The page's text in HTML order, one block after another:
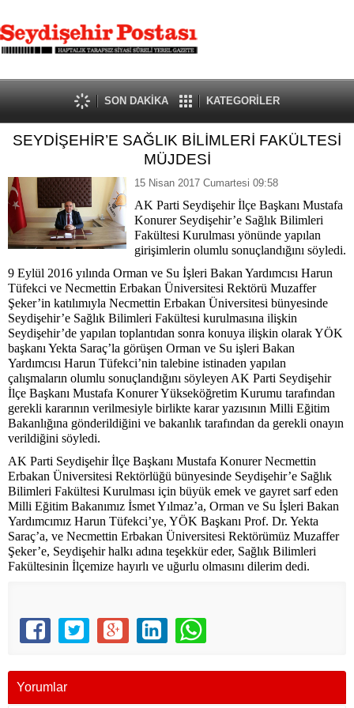
SON DAKİKA KATEGORİLER
SEYDİŞEHİR’E SAĞLIK BİLİMLERİ FAKÜLTESİ
MÜJDESİ
15 Nisan 2017 Cumartesi 09:58
AK Parti Seydişehir İlçe Başkanı Mustafa
Konurer Seydişehir’e Sağlık Bilimleri
Fakültesi Kurulması yönünde yapılan
girişimlerin olumlu sonuçlandığını söyledi.
9 Eylül 2016 yılında Orman ve Su İşleri Bakan Yardımcısı Harun
Tüfekci ve Necmettin Erbakan Üniversitesi Rektörü Muzaffer
Şeker’in katılımıyla Necmettin Erbakan Üniversitesi bünyesinde
Seydişehir’e Sağlık Bilimleri Fakültesi kurulmasına ilişkin
Seydişehir’de yapılan toplantıdan sonra konuya ilişkin olarak YÖK
başkanı Yekta Saraç’la görüşen Orman ve Su işleri Bakan
Yardımcısı Harun Tüfekci’nin talebine istinaden yapılan
çalışmaların olumlu sonuçlandığını söyleyen AK Parti Seydişehir
İlçe Başkanı Mustafa Konurer Yükseköğretim Kurumu tarafından
gerekli kararının verilmesiyle birlikte karar yazısının Milli Eğitim
Bakanlığına gönderildiğini ve bakanlık tarafından da gerekli onayın
verildiğini söyledi.
AK Parti Seydişehir İlçe Başkanı Mustafa Konurer Necmettin
Erbakan Üniversitesi Rektörlüğü bünyesinde Seydişehir’e Sağlık
Bilimleri Fakültesi Kurulması için büyük emek ve gayret sarf eden
Milli Eğitim Bakanımız İsmet Yılmaz’a, Orman ve Su İşleri Bakan
Yardımcımız Harun Tüfekci’ye, YÖK Başkanı Prof. Dr. Yekta
Saraç’a, ve Necmettin Erbakan Üniversitesi Rektörümüz Muzaffer
Şeker’e, Seydişehir halkı adına teşekkür eder, Sağlık Bilimleri
Fakültesinin İlçemize hayırlı ve uğurlu olmasını dilerim dedi.
Yorumlar